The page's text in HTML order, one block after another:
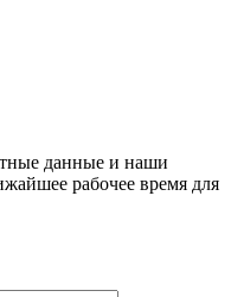
данные и наши
рабочее время для